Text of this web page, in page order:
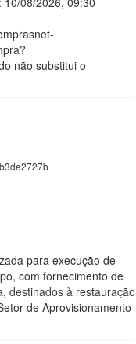
não substitui o
para execução de
com fornecimento de
destinados à restauração
de Aprovisionamento